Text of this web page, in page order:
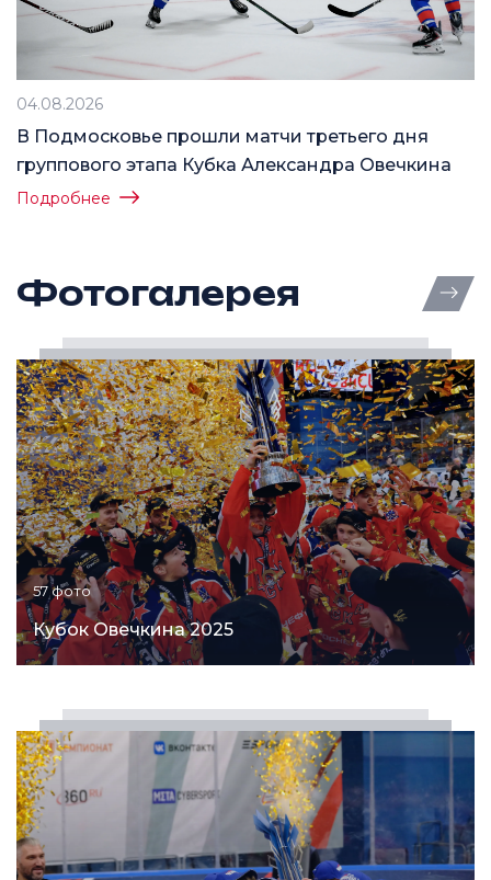
04.08.2026
В Подмосковье прошли матчи третьего дня
группового этапа Кубка Александра Овечкина
Подробнее
Фотогалерея Все
57 фото
Кубок Овечкина 2025